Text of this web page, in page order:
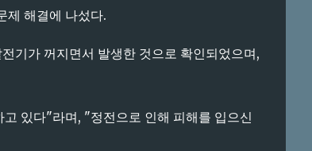
제 해결에 나섰다.
기가 꺼지면서 발생한 것으로 확인되었으며,
있다"라며, "정전으로 인해 피해를 입으신